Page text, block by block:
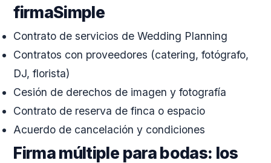
firmaSimple
Contrato de servicios de Wedding Planning
Contratos con proveedores (catering, fotógrafo,
DJ, florista)
Cesión de derechos de imagen y fotografía
Contrato de reserva de finca o espacio
Acuerdo de cancelación y condiciones
Firma múltiple para bodas: los